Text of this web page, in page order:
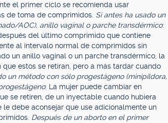
el primer ciclo se recomienda usar
de toma de comprimidos. Si antes ha usado un
AOC), anillo vaginal o parche transdérmico:
del último comprimido que contiene
al intervalo normal de comprimidos sin
un anillo vaginal o un parche transdérmico, la
estos se retiran, pero a más tardar cuando
un método con sólo progestágeno (minipíldora,
: La mujer puede cambiar en
se retiren, de un inyectable cuando hubiera
debe aconsejar que use adicionalmente un
Después de un aborto en el primer